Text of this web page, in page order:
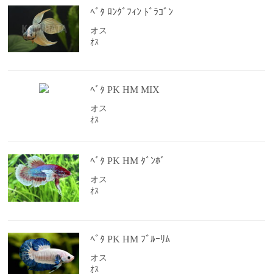
ﾍﾞﾀ ﾛﾝｸﾞﾌｨﾝ ﾄﾞﾗｺﾞﾝ
オス
ｵｽ
ﾍﾞﾀ PK HM MIX
オス
ｵｽ
ﾍﾞﾀ PK HM ﾀﾞﾝﾎﾞ
オス
ｵｽ
ﾍﾞﾀ PK HM ﾌﾞﾙｰﾘﾑ
オス
ｵｽ